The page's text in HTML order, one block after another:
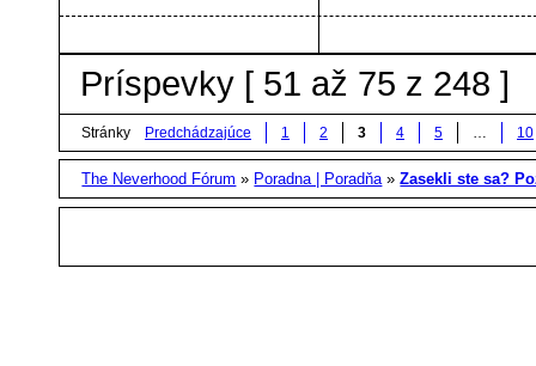
Príspevky [ 51 až 75 z 248 ]
Stránky Predchádzajúce 1 2 3 4 5 10
The Neverhood Fórum » Poradna | Poradňa »Zasekli ste sa?